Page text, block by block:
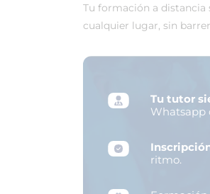
Tu formación a distancia
cualquier lugar, sin
Tu tutor
Whatsapp
ritmo.